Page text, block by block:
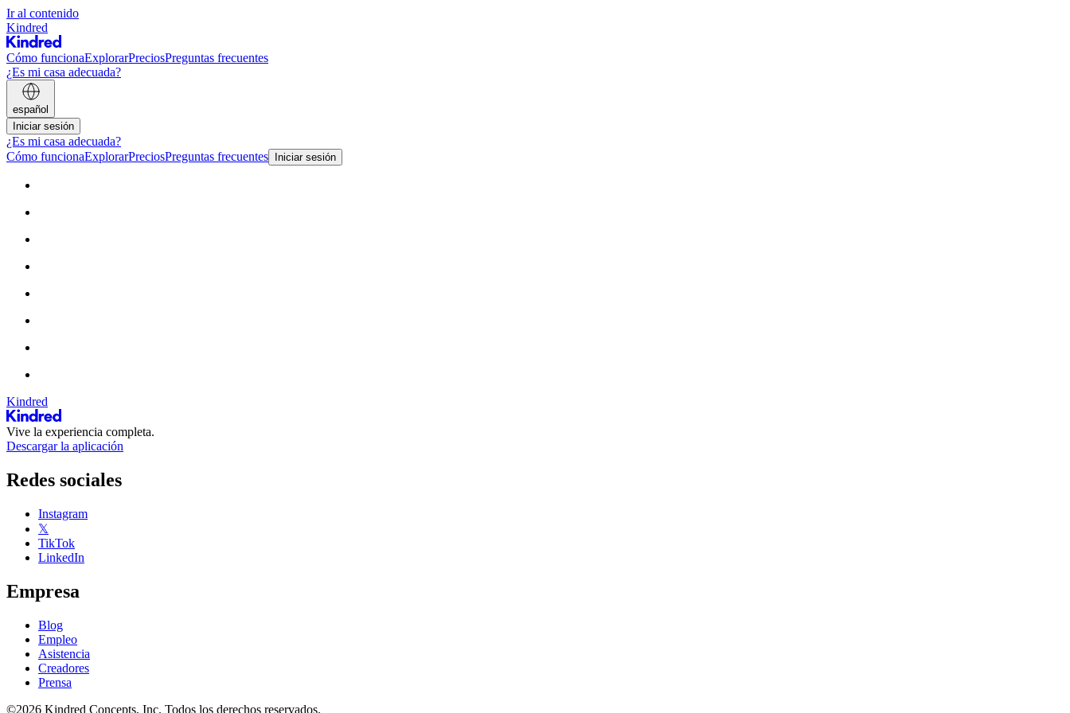
Ir al contenido
Kindred
Cómo funcionaExplorarPreciosPreguntas frecuentes
¿Es mi casa adecuada?
español
Iniciar sesión
¿Es mi casa adecuada?
Cómo funcionaExplorarPreciosPreguntas frecuentes Iniciar sesión
Kindred
Vive la experiencia completa.
Descargar la aplicación
Redes sociales
Instagram
𝕏
TikTok
LinkedIn
Empresa
Blog
Empleo
Asistencia
Creadores
Prensa
©2026 Kindred Concepts, Inc. Todos los derechos reservados.